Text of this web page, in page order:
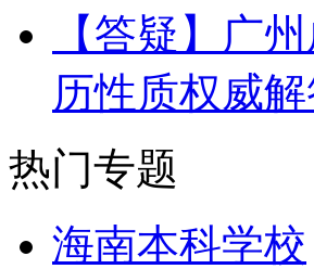
【答疑】广
历性质权威
热门专题
海南本科学校